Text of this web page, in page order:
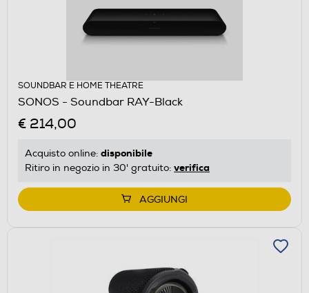
SOUNDBAR E HOME THEATRE
SONOS - Soundbar RAY-Black
€ 214,00
Acquisto online: disponibile
Ritiro in negozio in 30' gratuito: verifica
AGGIUNGI